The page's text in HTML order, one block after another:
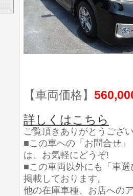
【車両価格】
詳しくはこちら
ご覧頂きありがとうござ
■この車への「お問合せ
は、お気軽にどうぞ!
■この車両以外にも「車
掲載しております。
他の在庫車種、お店への